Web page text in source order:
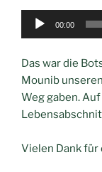
Audio-
00:00
Das war die
Mounib
Weg gaben.
Vielen Dank für